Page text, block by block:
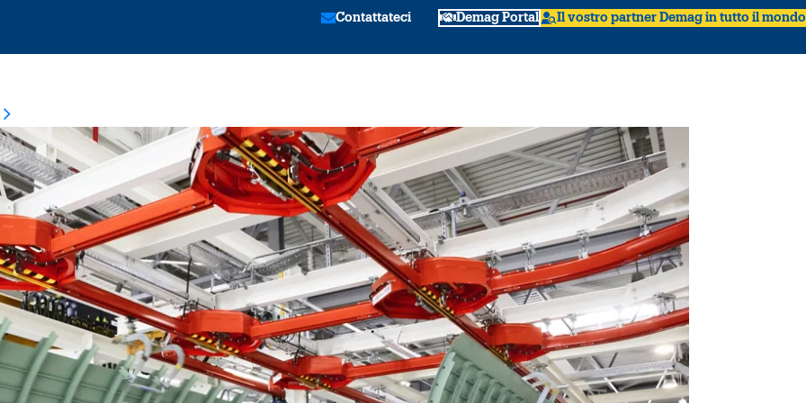
Contattateci Demag Portal Il vostro partner Demag in tutto il mondo